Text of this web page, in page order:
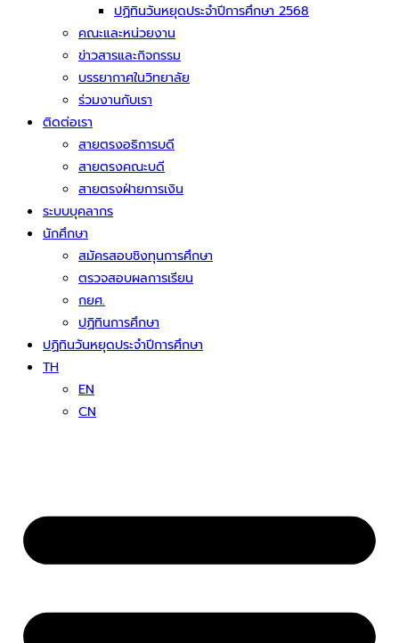
ปฏิทินวันหยุดประจำปีการศึกษา 2568
คณะและหน่วยงาน
ข่าวสารและกิจกรรม
บรรยากาศในวิทยาลัย
ร่วมงานกับเรา
ติดต่อเรา
สายตรงอธิการบดี
สายตรงคณะบดี
สายตรงฝ่ายการเงิน
ระบบบุคลากร
นักศึกษา
สมัครสอบชิงทุนการศึกษา
ตรวจสอบผลการเรียน
กยศ.
ปฏิทินการศึกษา
ปฏิทินวันหยุดประจำปีการศึกษา
TH
EN
CN